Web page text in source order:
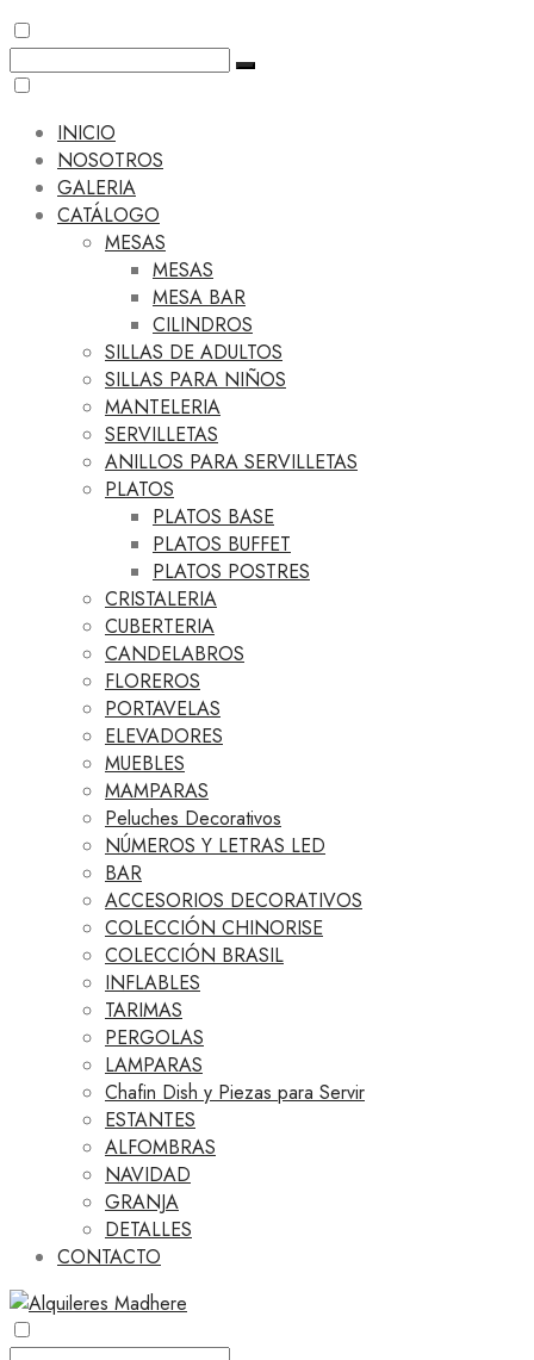
INICIO
NOSOTROS
GALERIA
CATÁLOGO
MESAS
MESAS
MESA BAR
CILINDROS
SILLAS DE ADULTOS
SILLAS PARA NIÑOS
MANTELERIA
SERVILLETAS
ANILLOS PARA SERVILLETAS
PLATOS
PLATOS BASE
PLATOS BUFFET
PLATOS POSTRES
CRISTALERIA
CUBERTERIA
CANDELABROS
FLOREROS
PORTAVELAS
ELEVADORES
MUEBLES
MAMPARAS
Peluches Decorativos
NÚMEROS Y LETRAS LED
BAR
ACCESORIOS DECORATIVOS
COLECCIÓN CHINORISE
COLECCIÓN BRASIL
INFLABLES
TARIMAS
PERGOLAS
LAMPARAS
Chafin Dish y Piezas para Servir
ESTANTES
ALFOMBRAS
NAVIDAD
GRANJA
DETALLES
CONTACTO